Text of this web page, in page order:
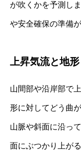
が吹くかを予測し
や安全確保の準備が
上昇気流と地
山間部や沿岸部で
形に対してどう曲
山脈や斜面に沿っ
面にぶつかり上が